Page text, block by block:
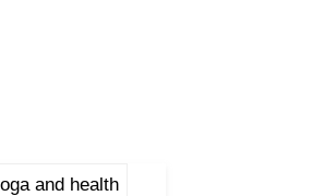
and health